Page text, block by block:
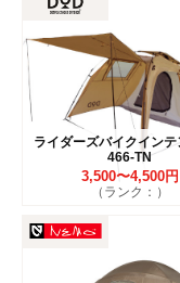
ライダーズバイクインテ
466-TN
3,500〜4,500円
（ランク：）